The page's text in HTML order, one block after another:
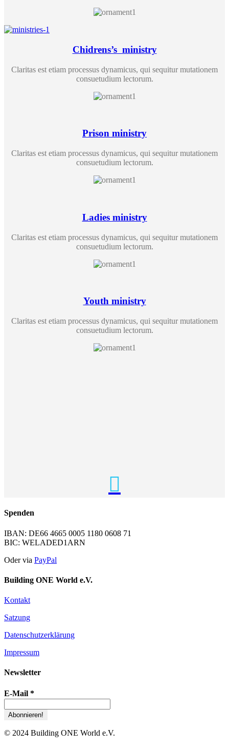
Chidrens’s ministry
Claritas est etiam processus dynamicus, qui sequitur mutationem
consuetudium lectorum.
Prison ministry
Claritas est etiam processus dynamicus, qui sequitur mutationem
consuetudium lectorum.
Ladies ministry
Claritas est etiam processus dynamicus, qui sequitur mutationem
consuetudium lectorum.
Youth ministry
Claritas est etiam processus dynamicus, qui sequitur mutationem
consuetudium lectorum.

Spenden
IBAN: DE66 4665 0005 1180 0608 71
BIC: WELADED1ARN
Oder via PayPal
Building ONE World e.V.
Kontakt
Satzung
Datenschutzerklärung
Impressum
Newsletter
E-Mail *
© 2024 Building ONE World e.V.